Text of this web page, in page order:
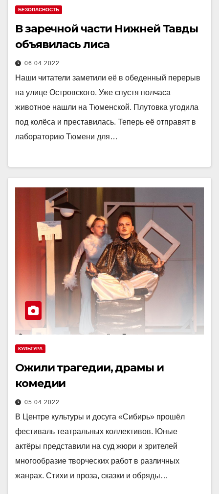
БЕЗОПАСНОСТЬ
В заречной части Нижней Тавды
объявилась лиса
06.04.2022
Наши читатели заметили её в обеденный перерыв
на улице Островского. Уже спустя полчаса
животное нашли на Тюменской. Плутовка угодила
под колёса и преставилась. Теперь её отправят в
лабораторию Тюмени для…
КУЛЬТУРА
Ожили трагедии, драмы и
комедии
05.04.2022
В Центре культуры и досуга «Сибирь» прошёл
фестиваль театральных коллективов. Юные
актёры представили на суд жюри и зрителей
многообразие творческих работ в различных
жанрах. Стихи и проза, сказки и обряды…